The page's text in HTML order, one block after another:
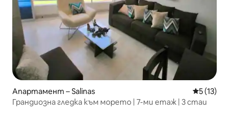
Апартамент – Salinas Средна
5 (13)
Грандиозна гледка към морето | 7-ми етаж | 3 стаи